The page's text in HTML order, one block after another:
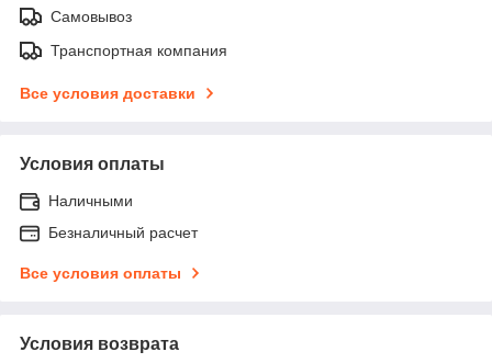
Самовывоз
Транспортная компания
Все условия доставки
Условия оплаты
Наличными
Безналичный расчет
Все условия оплаты
Условия возврата